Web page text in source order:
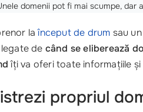
domenii pot fi mai scumpe, dar
laînceput de drum sau
de când se eliberează
îți va oferi toate informațiile
propriul